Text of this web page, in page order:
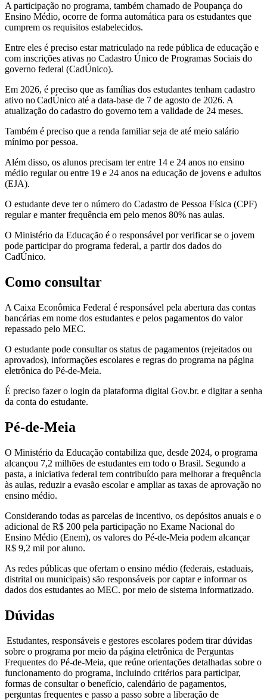
A participação no programa, também chamado de Poupança do
Ensino Médio, ocorre de forma automática para os estudantes que
cumprem os requisitos estabelecidos.
Entre eles é preciso estar matriculado na rede pública de educação e
com inscrições ativas no Cadastro Único de Programas Sociais do
governo federal (CadÚnico).
Em 2026, é preciso que as famílias dos estudantes tenham cadastro
ativo no CadÚnico até a data-base de 7 de agosto de 2026. A
atualização do cadastro do governo tem a validade de 24 meses.
Também é preciso que a renda familiar seja de até meio salário
mínimo por pessoa.
Além disso, os alunos precisam ter entre 14 e 24 anos no ensino
médio regular ou entre 19 e 24 anos na educação de jovens e adultos
(EJA).
O estudante deve ter o número do Cadastro de Pessoa Física (CPF)
regular e manter frequência em pelo menos 80% nas aulas.
O Ministério da Educação é o responsável por verificar se o jovem
pode participar do programa federal, a partir dos dados do
CadÚnico.
Como consultar
A Caixa Econômica Federal é responsável pela abertura das contas
bancárias em nome dos estudantes e pelos pagamentos do valor
repassado pelo MEC.
O estudante pode consultar os status de pagamentos (rejeitados ou
aprovados), informações escolares e regras do programa na página
eletrônica do Pé-de-Meia.
É preciso fazer o login da plataforma digital Gov.br. e digitar a senha
da conta do estudante.
Pé-de-Meia
O Ministério da Educação contabiliza que, desde 2024, o programa
alcançou 7,2 milhões de estudantes em todo o Brasil. Segundo a
pasta, a iniciativa federal tem contribuído para melhorar a frequência
às aulas, reduzir a evasão escolar e ampliar as taxas de aprovação no
ensino médio.
Considerando todas as parcelas de incentivo, os depósitos anuais e o
adicional de R$ 200 pela participação no Exame Nacional do
Ensino Médio (Enem), os valores do Pé-de-Meia podem alcançar
R$ 9,2 mil por aluno.
As redes públicas que ofertam o ensino médio (federais, estaduais,
distrital ou municipais) são responsáveis por captar e informar os
dados dos estudantes ao MEC. por meio de sistema informatizado.
Dúvidas
Estudantes, responsáveis e gestores escolares podem tirar dúvidas
sobre o programa por meio da página eletrônica de Perguntas
Frequentes do Pé-de-Meia, que reúne orientações detalhadas sobre o
funcionamento do programa, incluindo critérios para participar,
formas de consultar o benefício, calendário de pagamentos,
perguntas frequentes e passo a passo sobre a liberação de